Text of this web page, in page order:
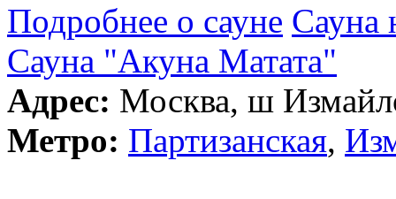
Подробнее о сауне Сауна
Сауна "Акуна Матата"
Адрес: Москва, ш
Метро: Партизанская,